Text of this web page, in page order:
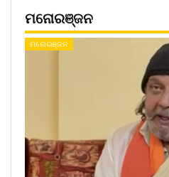
ମନୋରଞ୍ଜନ
ମନୋରଞ୍ଜନ